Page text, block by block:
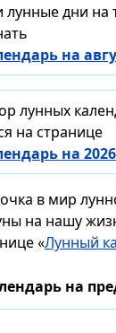
дни на
на
лунных
на странице
на
в мир
на нашу
«Лунный
на